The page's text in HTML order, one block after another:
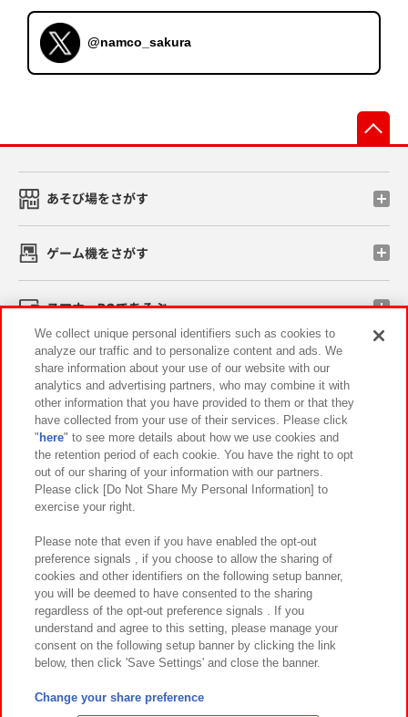
@namco_sakura
あそび場をさがす
ゲーム機をさがす
スマホ・PCであそぶ
イベント・キャンペーン
関連会社 サステナビリティ サイトポリシー
プライバシーポリシー ウェブアクセシビリティ方針と検証結果
お取引先さまとともに
カスタマーハラスメント対応方針 よくあるご質問・お問い合わせ
©Bandai Namco Amusement Inc.
©Bandai Namco Amusement Lab Inc.
We collect unique personal identifiers such as cookies to
analyze our traffic and to personalize content and ads. We
share information about your use of our website with our
analytics and advertising partners, who may combine it with
other information that you have provided to them or that they
have collected from your use of their services. Please click
" here" to see more details about how we use cookies and
the retention period of each cookie. You have the right to opt
out of our sharing of your information with our partners.
Please click [Do Not Share My Personal Information] to
exercise your right.
Please note that even if you have enabled the opt-out
preference signals , if you choose to allow the sharing of
cookies and other identifiers on the following setup banner,
you will be deemed to have consented to the sharing
regardless of the opt-out preference signals . If you
understand and agree to this setting, please manage your
consent on the following setup banner by clicking the link
below, then click 'Save Settings' and close the banner.
Change your share preference